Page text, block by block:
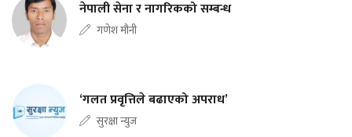
नेपाली सेना र नागरिकको सम्बन्ध
गणेश मौनी
‘गलत प्रवृत्तिले बढाएको अपराध’
सुरक्षा न्युज